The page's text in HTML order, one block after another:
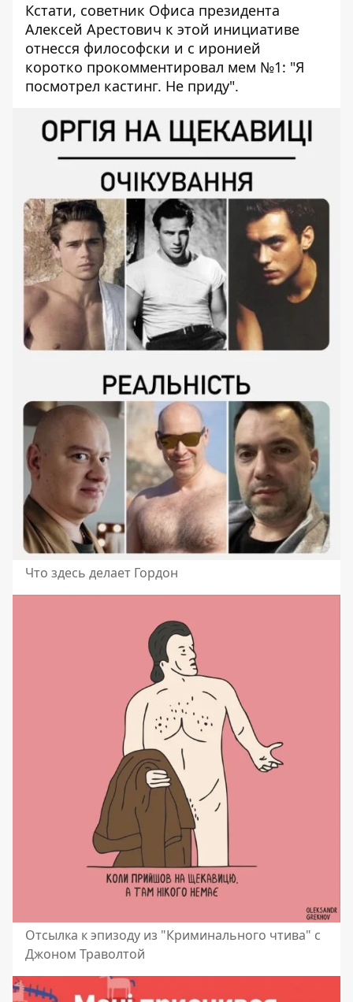
Кстати, советник Офиса президента
Алексей Арестович к этой инициативе
отнесся философски и с иронией
коротко прокомментировал мем №1: "Я
посмотрел кастинг. Не приду".
Что здесь делает Гордон
Отсылка к эпизоду из "Криминального чтива" с
Джоном Траволтой